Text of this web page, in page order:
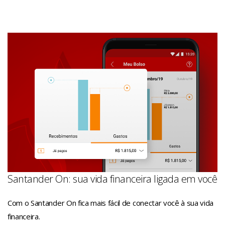
Santander On: sua vida financeira ligada em você
Com o Santander On fica mais fácil de conectar você à sua vida
financeira.